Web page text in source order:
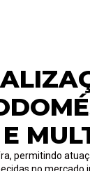
permitindo
no mercado